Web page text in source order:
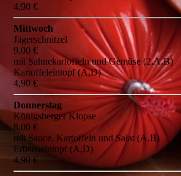
4,90 €
Mittwoch
Jägerschnitzel
9,00 €
mit Sahnekartoffeln und Gemüse (2,A,B)
Kartoffeleintopf (A,D)
4,90 €
Donnerstag
Königsberger Klopse
8,00 €
mit Sauce, Kartoffeln und Salat (A,B)
Erbseneintopf (A,D)
4,90 €